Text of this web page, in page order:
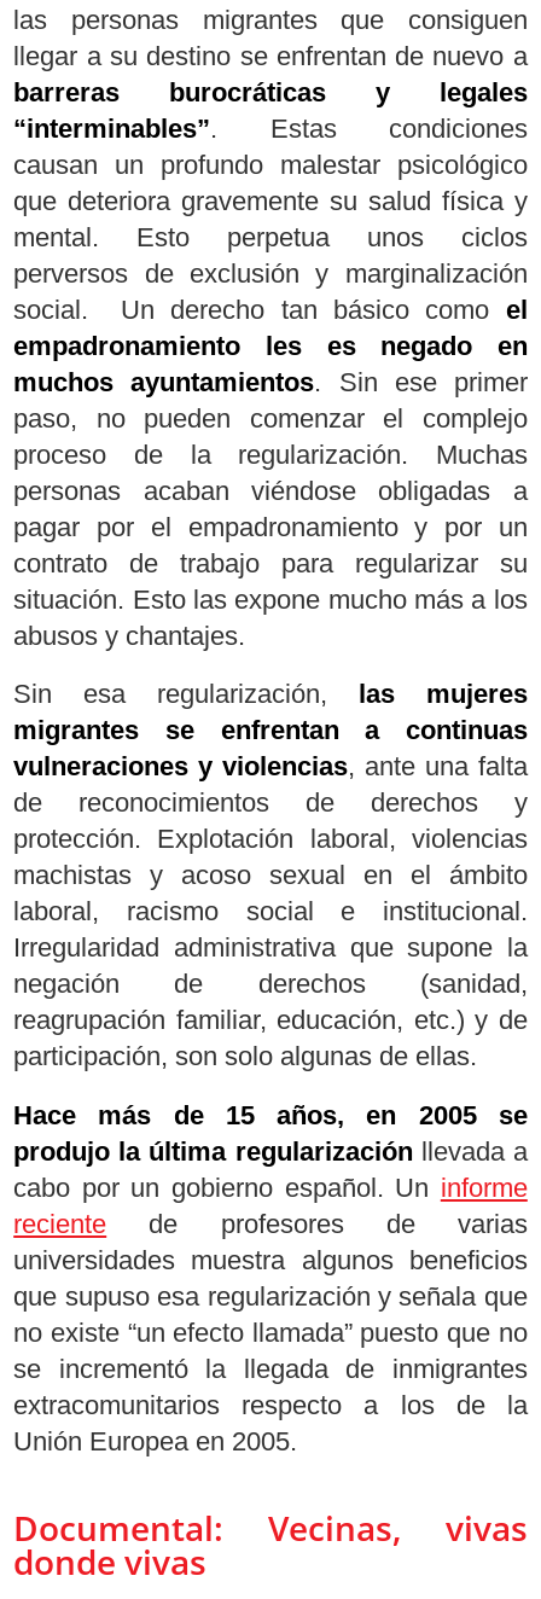
las personas migrantes que consiguen
llegar a su destino se enfrentan de nuevo a
barreras burocráticas y legales
“interminables”. Estas condiciones
causan un profundo malestar psicológico
que deteriora gravemente su salud física y
mental. Esto perpetua unos ciclos
perversos de exclusión y marginalización
social. Un derecho tan básico como el
empadronamiento les es negado en
muchos ayuntamientos. Sin ese primer
paso, no pueden comenzar el complejo
proceso de la regularización. Muchas
personas acaban viéndose obligadas a
pagar por el empadronamiento y por un
contrato de trabajo para regularizar su
situación. Esto las expone mucho más a los
abusos y chantajes.
Sin esa regularización,
las mujeres
migrantes se enfrentan a continuas
vulneraciones y violencias, ante una falta
de reconocimientos de derechos y
protección. Explotación laboral, violencias
machistas y acoso sexual en el ámbito
laboral, racismo social e institucional.
Irregularidad administrativa que supone la
negación de derechos (sanidad,
reagrupación familiar, educación, etc.) y de
participación, son solo algunas de ellas.
Hace más de 15 años, en 2005 se
produjo la última regularización llevada a
cabo por un gobierno español. Un informe
reciente de profesores de varias
universidades muestra algunos beneficios
que supuso esa regularización y señala que
no existe “un efecto llamada” puesto que no
se incrementó la llegada de inmigrantes
extracomunitarios respecto a los de la
Unión Europea en 2005.
Documental: Vecinas, vivas
donde vivas